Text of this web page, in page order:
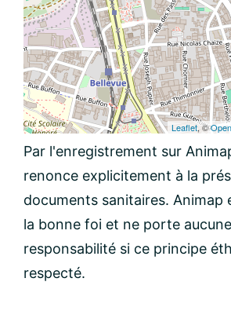
Leaflet, ©
Par l'enregistrement sur
renonce explicitement à la
documents sanitaires. Animap
la bonne foi et ne porte aucune
responsabilité si ce principe
respecté.